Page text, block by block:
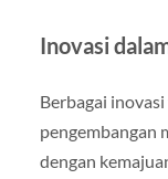
Inovasi
Berbagai
pengembangan
dengan